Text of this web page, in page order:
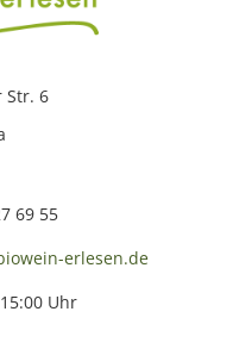
Str. 6
69 55
erlesen.de
Uhr